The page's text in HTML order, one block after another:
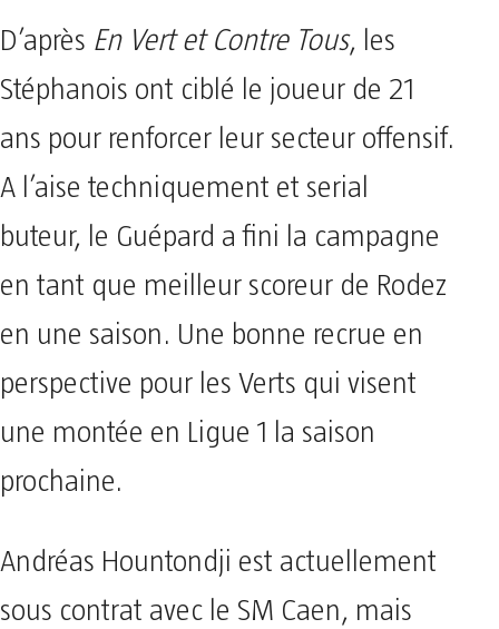
D’après En Vert et Contre Tous, les
Stéphanois ont ciblé le joueur de 21
ans pour renforcer leur secteur offensif.
A l’aise techniquement et serial
buteur, le Guépard a fini la campagne
en tant que meilleur scoreur de Rodez
en une saison. Une bonne recrue en
perspective pour les Verts qui visent
une montée en Ligue 1 la saison
prochaine.
Andréas Hountondji est actuellement
sous contrat avec le SM Caen, mais